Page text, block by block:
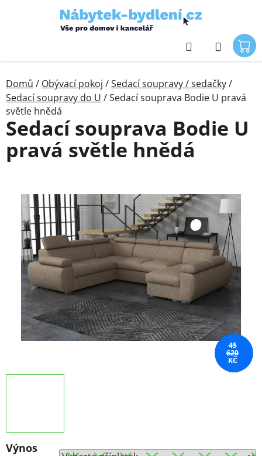
Hledat
Domů / Obývací pokoj /Sedací soupravy / sedačky/
Sedací soupravy do U /Sedací souprava Bodie U pravá
světle hnědá
Výnos
Sedací souprava Bodie U
pravá světle hnědá
45
620
KČ